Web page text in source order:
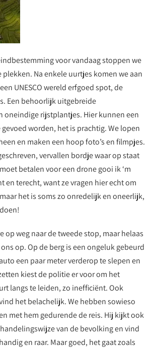
voor vandaag stoppen we
plekken. Na enkele uurtjes komen we aan
UNESCO wereld erfgoed spot, de
Een behoorlijk uitgebreide
oneindige rijstplantjes. Hier kunnen een
worden, het is prachtig. We lopen
en maken een hoop foto’s en filmpjes.
vervallen bordje waar op staat
betalen voor een drone gooi ik ‘m
en terecht, want ze vragen hier echt om
het is soms zo onredelijk en oneerlijk,
op weg naar de tweede stop, maar helaas
op. Op de berg is een ongeluk gebeurd
een paar meter verderop te slepen en
kiest de politie er voor om het
langs te leiden, zo inefficiënt. Ook
het belachelijk. We hebben sowieso
met hem gedurende de reis. Hij kijkt ook
van de bevolking en vind
en raar. Maar goed, het gaat zoals